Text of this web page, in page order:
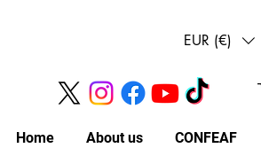
EUR (€)
Home About us CONFEAF